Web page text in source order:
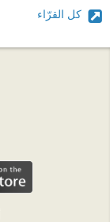
كل القرّاء